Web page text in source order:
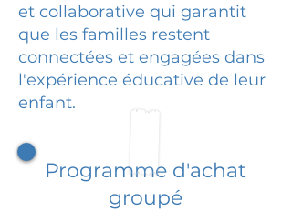
et collaborative qui garantit
que les familles restent
connectées et engagées dans
l'expérience éducative de leur
enfant.
Programme d'achat
groupé